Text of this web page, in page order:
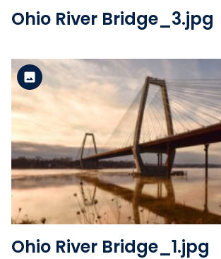
Ohio River Bridge_3.jpg
Voir le fichier
Version standard
Ohio River Bridge_1.jpg